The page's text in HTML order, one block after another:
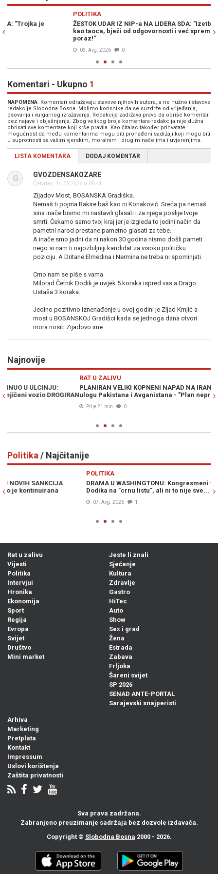
ŽESTOK UDAR IZ NIP-a NA LIDERA SDA: "Izetbegović drži stranku
kao taoca, bježi od odgovornosti i već sprema izgovore za novi
Komentari - Ukupno 1
NAPOMENA: Komentari odražavaju stavove njihovih autora, a ne nužno i stavove
redakcije Slobodna Bosna. Molimo korisnike da se suzdrže od vrijeđanja,
psovanja i vulgarnog izražavanja. Redakcija zadržava pravo da obriše komentar
bez najave i objašnjenja. Zbog velikog broja komentara redakcija nije dužna
obrisati sve komentare koji krše pravila. Kao čitalac također prihvatate
mogućnost da među komentarima mogu biti pronađeni sadržaji koji mogu biti
u suprotnosti sa vašim vjerskim, moralnim i drugim načelima i uvjerenjima.
LISTA KOMENTARA DODAJ KOMENTAR
G GVOZDENSAKOZARE
Četvrtak, 14.05.2026 u 09:41
Zijadov Most, BOSANSKA Gradiška.
Nemaš ti pojma Bakire baš kao ni Konaković. Sreća pa nemaš
sina inače bismo mi nastavili glasati i za njega poslije tvoje
smrti. Čekamo samo tvoj kraj jer je izgleda to jedini način da
pametni narod prestane pametno glasati za tebe.
A inače smo jadni da ni nakon 30 godina nismo došli pameti
nego si nam ti najozbiljniji kandidat za visoku političku
poziciju. A Dritane Elmedina i Nermina ne treba ni spominjati.
Crno nam se piše s vama.
Milorad Četnik Dodik je uvijek 5 koraka ispred vas a Drago
Ustaša 3 koraka.
Jedino pozitivno iznenađenje u ovoj godini je Zijad Krnjić a
most u BOSANSKOJ Gradišci kada se jednoga dana otvori
mora nositi Zijadovo ime.
Najnovije
PLANIRAN VELIKI KOPNENI NAPAD NA IRAN: Pezeškijan otkrio
ulogu Pakistana i Avganistana - "Plan neprijatelja je propao"
Politika / Najčitanije
DRAMA U WASHINGTONU: Kongresmeni traže vraćanje Milorada
Dodika na "crnu listu", ali ni to nije sve...
Rat u zalivu
Vijesti
Politika
Intervjui
Hronika
Ekonomija
Sport
Regija
Evropa
Svijet
Društvo
Mini market
Jeste li znali
Sjećanje
Kultura
Zdravlje
Gastro
HiTec
Auto
Show
Sex i grad
Žena
Estrada
Zabava
Frljoka
Šareni svijet
SP 2026
SENAD ANTE-PORTAL
Sarajevski snajperisti
Arhiva
Marketing
Pretplata
Kontakt
Impressum
Uslovi korištenja
Zaštita privatnosti
Sva prava zadržana.
Zabranjeno preuzimanje sadržaja bez dozvole izdavača.
Copyright © Slobodna Bosna 2000 - 2026.